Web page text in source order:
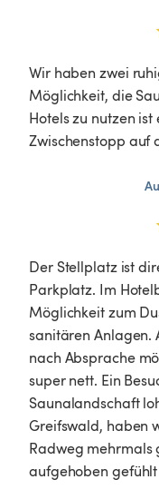
Wir haben zwei
Möglichkeit, die
Hotels zu nutzen ist
Zwischenstopp auf
Der Stellplatz ist
Parkplatz. Im
Möglichkeit zum
sanitären Anlagen.
nach Absprache
super nett. Ein
Saunalandschaft
Greifswald, haben
Radweg mehrmals
aufgehoben